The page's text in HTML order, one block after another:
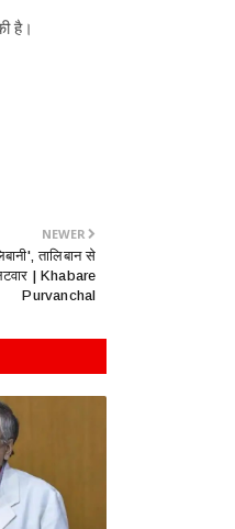
है।
NEWER
तालिबान से
| Khabare
Purvanchal